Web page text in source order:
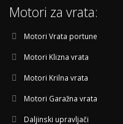
Motori za vrata:
Motori Vrata portune
Motori Klizna vrata
Motori Krilna vrata
Motori Garažna vrata
Daljinski upravljači